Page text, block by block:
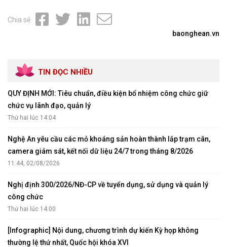
Chia sẻ
baonghean.vn
TIN ĐỌC NHIỀU
QUY ĐỊNH MỚI: Tiêu chuẩn, điều kiện bổ nhiệm công chức giữ
chức vụ lãnh đạo, quản lý
Thứ hai lúc 14:04
Nghệ An yêu cầu các mỏ khoáng sản hoàn thành lắp trạm cân,
camera giám sát, kết nối dữ liệu 24/7 trong tháng 8/2026
11:44, 02/08/2026
Nghị định 300/2026/NĐ-CP về tuyển dụng, sử dụng và quản lý
công chức
Thứ hai lúc 14:00
[Infographic] Nội dung, chương trình dự kiến Kỳ họp không
thường lệ thứ nhất, Quốc hội khóa XVI